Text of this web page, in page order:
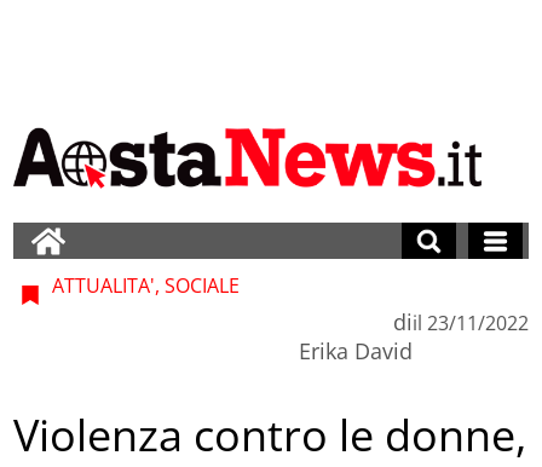
ATTUALITA', SOCIALE
di
Erika David
il 23/11/2022
Violenza contro le donne,